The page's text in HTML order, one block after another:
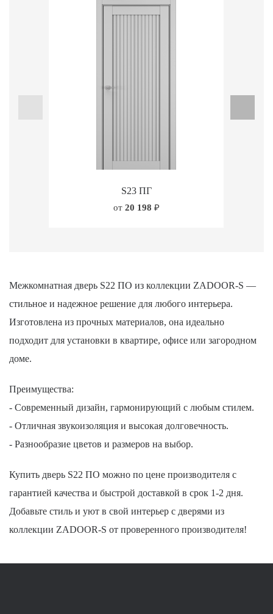
S23 ПГ
от 20 198 ₽
Межкомнатная дверь S22 ПО из коллекции ZADOOR-S —
стильное и надежное решение для любого интерьера.
Изготовлена из прочных материалов, она идеально
подходит для установки в квартире, офисе или загородном
доме.
Преимущества:
- Современный дизайн, гармонирующий с любым стилем.
- Отличная звукоизоляция и высокая долговечность.
- Разнообразие цветов и размеров на выбор.
Купить дверь S22 ПО можно по цене производителя с
гарантией качества и быстрой доставкой в срок 1-2 дня.
Добавьте стиль и уют в свой интерьер с дверями из
коллекции ZADOOR-S от проверенного производителя!